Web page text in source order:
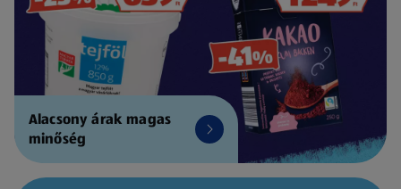
Alacsony árak magas
minőség